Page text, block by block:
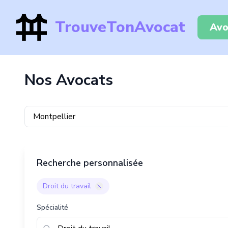
TrouveTonAvocat
Nos Avocats
Recherche personnalisée
Droit du travail
Spécialité